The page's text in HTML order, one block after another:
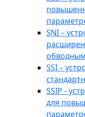
SNI –
SSI –
SSIP -
для